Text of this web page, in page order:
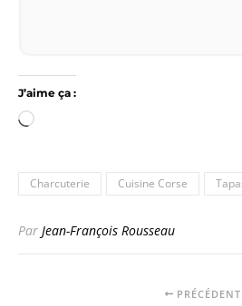
J’aime ça :
Chargement…
Charcuterie Cuisine Corse
Par Jean-François Rousseau
PRÉCÉDENT